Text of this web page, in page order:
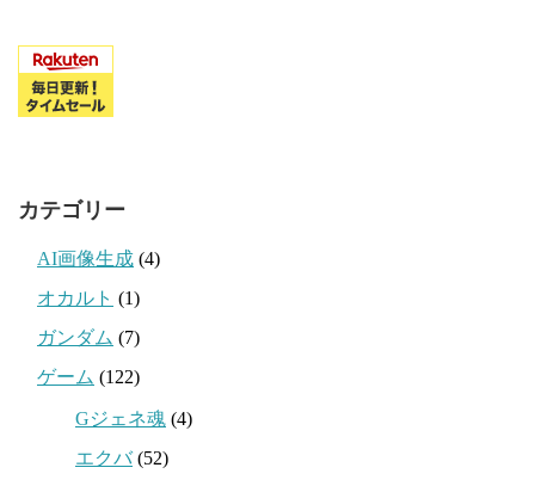
カテゴリー
AI画像生成 (4)
オカルト (1)
ガンダム (7)
ゲーム (122)
Gジェネ魂 (4)
エクバ(52)